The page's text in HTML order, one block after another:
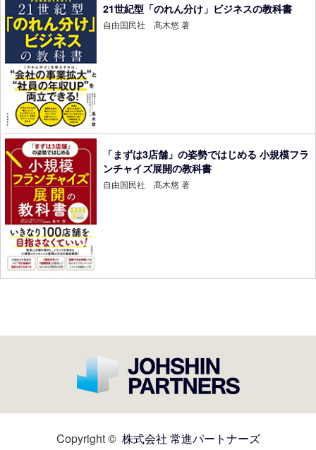
21世紀型「のれん分け」ビジネスの教科書
自由国民社 髙木悠 著
「まずは3店舗」の姿勢ではじめる 小規模フラ
ンチャイズ展開の教科書
自由国民社 髙木悠 著
Copyright © 株式会社 常進パートナーズ